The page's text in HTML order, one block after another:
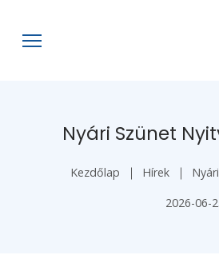
Nyári Szünet
Kezdőlap Hírek
2026-06-